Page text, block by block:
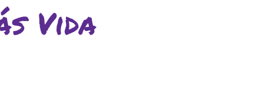
Vida